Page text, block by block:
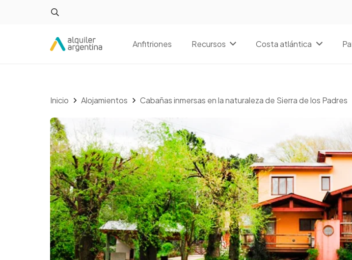
Anfitriones Recursos Costa atlántica
Inicio Alojamientos Cabañas inmersas en la naturaleza de Sierra de los Padres